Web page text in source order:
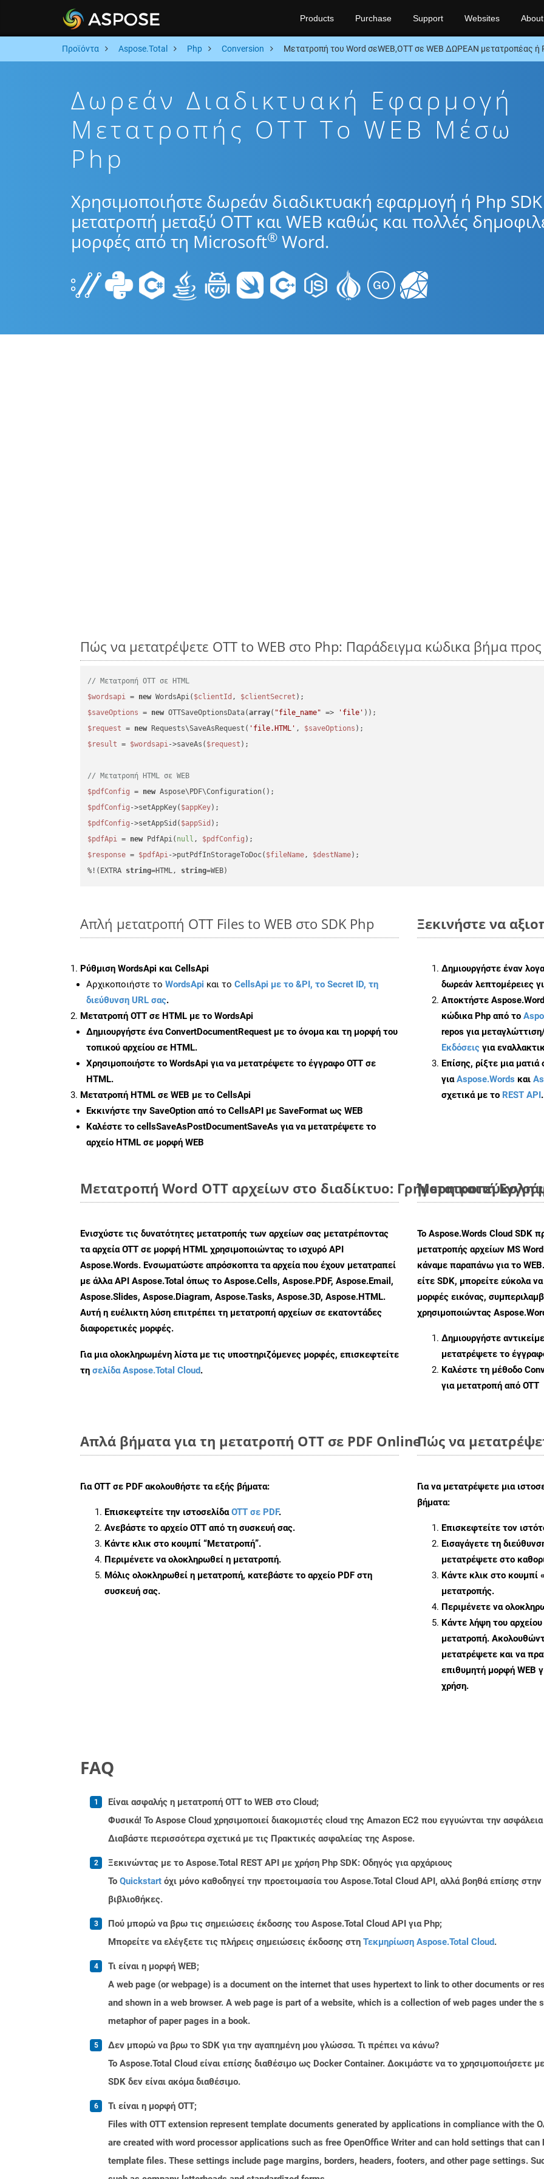
Products Purchase Support Websites About
Προϊόντα Aspose.Total Php Conversion Μετατροπή του Word σεWEB,OTT σε WEB ΔΩΡΕΑΝ μετατροπέας ή
Δωρεάν Διαδικτυακή Εφαρμογή
Μετατροπής OTT To WEB Μέσω
Php
Χρησιμοποιήστε δωρεάν διαδικτυακή εφαρμογή ή Php SDK
μετατροπή μεταξύ OTT και WEB καθώς και πολλές
μορφές από τη Microsoft® Word.
Πώς να μετατρέψετε OTT to WEB στο Php: Παράδειγμα κώδικα βήμα
// Μετατροπή OTT σε HTML
$wordsapi = new WordsApi( $clientId , $clientSecret
$saveOptions = new OTTSaveOptionsData(array( "file_name" => 'file'
$request = new Requests\SaveAsRequest( 'file.HTML' , $saveOptions
$result = $wordsapi->saveAs( $request );
// Μετατροπή HTML σε WEB
$pdfConfig = new
$pdfConfig ->setAppKey( $appKey
$pdfConfig ->setAppSid( $appSid
$pdfApi = new PdfApi( null , $pdfConfig
$response = $pdfApi->putPdfInStorageToDoc( $fileName, $destName);
%!(EXTRA string=HTML, string=WEB)
Απλή μετατροπή OTT Files to WEB στο SDK Php
Ρύθμιση WordsApi και CellsApi
Αρχικοποιήστε το WordsApi και το CellsApi με το &PI, το Secret ID, τη
διεύθυνση URL σας.
Μετατροπή OTT σε HTML με το WordsApi
Δημιουργήστε έναConvertDocumentRequest με το όνομα και τη μορφή του
τοπικού αρχείου σε HTML.
Χρησιμοποιήστε το WordsApi για να μετατρέψετε το έγγραφο OTT σε
HTML.
Μετατροπή HTML σε WEB με το CellsApi
Εκκινήστε την SaveOption από το CellsAPI με SaveFormat ως WEB
Καλέστε το cellsSaveAsPostDocumentSaveAs για να μετατρέψετε το
αρχείο HTML σε μορφή WEB
Ξεκινήστε να
Δημιουργήστε έναν
δωρεάν λεπτομέρειες
Αποκτήστε
κώδικα Php από το
repos για
Εκδόσεις για
Επίσης, ρίξτε μια
γιαAspose.Words και
σχετικά με το REST API.
Μετατροπή Word OTT αρχείων στο διαδίκτυο: Γρήγορη και εύκολη
Ενισχύστε τις δυνατότητες μετατροπής των αρχείων σας μετατρέποντας
τα αρχεία OTT σε μορφή HTML χρησιμοποιώντας το ισχυρό API
Aspose.Words. Ενσωματώστε απρόσκοπτα τα αρχεία που έχουν μετατραπεί
με άλλα API Aspose.Total όπως το Aspose.Cells, Aspose.PDF, Aspose.Email,
Aspose.Slides, Aspose.Diagram, Aspose.Tasks, Aspose.3D, Aspose.HTML.
Αυτή η ευέλικτη λύση επιτρέπει τη μετατροπή αρχείων σε εκατοντάδες
διαφορετικές μορφές.
Για μια ολοκληρωμένη λίστα με τις υποστηριζόμενες μορφές, επισκεφτείτε
τη σελίδα Aspose.Total Cloud.
Μετατροπή
Το Aspose.Words Cloud SDK
μετατροπής αρχείων MS
κάναμε παραπάνω για το
είτε SDK, μπορείτε εύκολα
μορφές εικόνας,
χρησιμοποιώντας
Δημιουργήστε
μετατρέψετε το
Καλέστε τη μέθοδο
για μετατροπή από OTT
Απλά βήματα για τη μετατροπή OTT σε PDF Online
ΓιαOTT σε PDF ακολουθήστε τα εξής βήματα:
Επισκεφτείτε την ιστοσελίδαOTT σε PDF.
Ανεβάστε το αρχείο OTT από τη συσκευή σας.
Κάντε κλικ στο κουμπί “Μετατροπή”.
Περιμένετε να ολοκληρωθεί η μετατροπή.
Μόλις ολοκληρωθεί η μετατροπή, κατεβάστε το αρχείο PDF στη
συσκευή σας.
Πώς να
Για να μετατρέψετε μια
βήματα:
Επισκεφτείτε τον
Εισαγάγετε τη
μετατρέψετε στο
Κάντε κλικ στο κουμπί
μετατροπής.
Περιμένετε να
Κάντε λήψη του
μετατροπή.
μετατρέψετε και να
επιθυμητή μορφή WEB
χρήση.
FAQ
Είναι ασφαλής η μετατροπή OTT to WEB στο Cloud;
Φυσικά! Το Aspose Cloud χρησιμοποιεί διακομιστές cloud της Amazon EC2 που εγγυώνται την
Διαβάστε περισσότερα σχετικά με τις Πρακτικές ασφαλείας της Aspose.
Ξεκινώντας με το Aspose.Total REST API με χρήση Php SDK: Οδηγός για αρχάριους
Το Quickstart όχι μόνο καθοδηγεί την προετοιμασία του Aspose.Total Cloud API, αλλά βοηθά επίσης
βιβλιοθήκες.
Πού μπορώ να βρω τις σημειώσεις έκδοσης του Aspose.Total Cloud API για Php;
Μπορείτε να ελέγξετε τις πλήρεις σημειώσεις έκδοσης στη Τεκμηρίωση Aspose.Total Cloud.
Τι είναι η μορφή WEB;
A web page (or webpage) is a document on the internet that uses hypertext to link to other documents or
and shown in a web browser. A web page is part of a website, which is a collection of web pages under the
metaphor of paper pages in a book.
Δεν μπορώ να βρω το SDK για την αγαπημένη μου γλώσσα. Τι πρέπει να κάνω?
Το Aspose.Total Cloud είναι επίσης διαθέσιμο ως Docker Container. Δοκιμάστε να το χρησιμοποιήσετε
SDK δεν είναι ακόμα διαθέσιμο.
Τι είναι η μορφή OTT;
Files with OTT extension represent template documents generated by applications in compliance with the
are created with word processor applications such as free OpenOffice Writer and can hold settings that
template files. These settings include page margins, borders, headers, footers, and other page settings.